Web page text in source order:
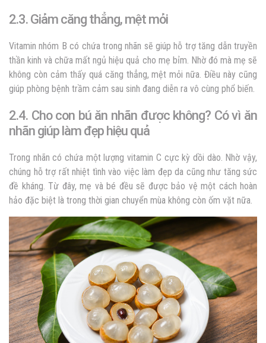
2.3. Giảm căng thẳng, mệt mỏi
Vitamin nhóm B có chứa trong nhãn sẽ giúp hỗ trợ tăng dẫn truyền
thần kinh và chữa mất ngủ hiệu quả cho mẹ bỉm. Nhờ đó mà mẹ sẽ
không còn cảm thấy quá căng thẳng, mệt mỏi nữa. Điều này cũng
giúp phòng bệnh trầm cảm sau sinh đang diễn ra vô cùng phổ biến.
2.4. Cho con bú ăn nhãn được không? Có vì ăn
nhãn giúp làm đẹp hiệu quả
Trong nhãn có chứa một lượng vitamin C cực kỳ dồi dào. Nhờ vậy,
chúng hỗ trợ rất nhiệt tình vào việc làm đẹp da cũng như tăng sức
đề kháng. Từ đây, mẹ và bé đều sẽ được bảo vệ một cách hoàn
hảo đặc biệt là trong thời gian chuyển mùa không còn ốm vặt nữa.